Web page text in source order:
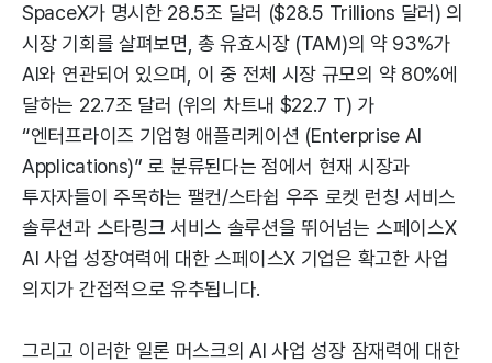
SpaceX가 명시한 28.5조 달러 ($28.5 Trillions 달러) 의
시장 기회를 살펴보면, 총 유효시장 (TAM)의 약 93%가
AI와 연관되어 있으며, 이 중 전체 시장 규모의 약 80%에
달하는 22.7조 달러 (위의 차트내 $22.7 T) 가
“엔터프라이즈 기업형 애플리케이션 (Enterprise AI
Applications)” 로 분류된다는 점에서 현재 시장과
투자자들이 주목하는 팰컨/스타쉽 우주 로켓 런칭 서비스
솔루션과 스타링크 서비스 솔루션을 뛰어넘는 스페이스X
AI 사업 성장여력에 대한 스페이스X 기업은 확고한 사업
의지가 간접적으로 유추됩니다.
그리고 이러한 일론 머스크의 AI 사업 성장 잠재력에 대한